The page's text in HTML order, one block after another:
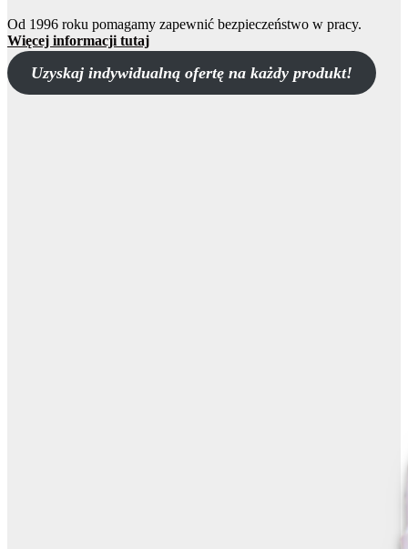
Od 1996 roku pomagamy zapewnić bezpieczeństwo w pracy.
Więcej informacji tutaj
Uzyskaj indywidualną ofertę na każdy produkt!